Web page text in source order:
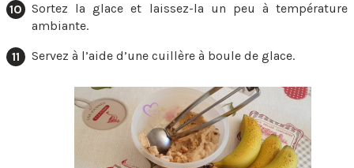
Sortez la glace et laissez-la un peu à température
ambiante.
Servez à l’aide d’une cuillère à boule de glace.